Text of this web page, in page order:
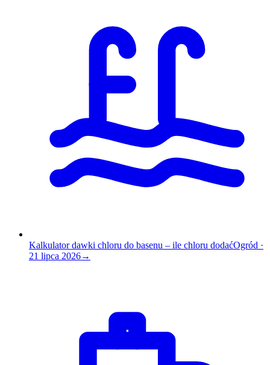
Kalkulator dawki chloru do basenu – ile chloru dodaćOgród ·
21 lipca 2026→